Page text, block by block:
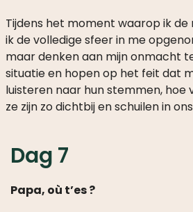
ik de volledige sfeer in me
maar denken aan mijn onmacht
situatie en hopen op het feit dat
luisteren naar hun stemmen, hoe
ze zijn zo dichtbij en schuilen in
Papa, où t’es ?